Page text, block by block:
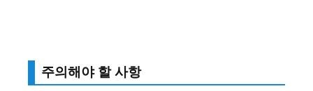
주의해야 할 사항